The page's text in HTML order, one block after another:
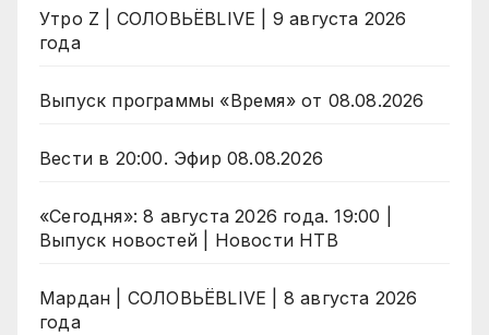
Утро Z | СОЛОВЬЁВLIVE | 9 августа 2026
года
Выпуск программы «Время» от 08.08.2026
Вести в 20:00. Эфир 08.08.2026
«Сегодня»: 8 августа 2026 года. 19:00 |
Выпуск новостей | Новости НТВ
Мардан | СОЛОВЬЁВLIVE | 8 августа 2026
года